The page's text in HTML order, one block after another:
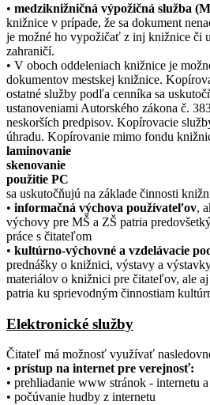
• medziknižničná výpožičná služba
knižnice v prípade, že sa dokument
je možné ho vypožičať z inj knižnice či
zahraničí.
• V oboch oddeleniach knižnice je
dokumentov mestskej knižnice.
ostatné služby podľa cenníka sa
ustanoveniami Autorského zákona č.
neskorších predpisov. Kopírovacie
úhradu. Kopírovanie mimo fondu
laminovanie
skenovanie
použitie PC
sa uskutočňujú na základe činnosti
• informačná výchova používateľov,
výchovy pre MŠ a ZŠ patria
práce s čitateľom
• kultúrno-výchovné a vzdelávacie
prednášky o knižnici, výstavy a
materiálov o knižnici pre čitateľov, ale
patria ku sprievodným činnostiam
Elektronické služby
Čitateľ má možnosť využívať
• prístup na internet pre verejnosť:
• prehliadanie www stránok - internetu
• počúvanie hudby z internetu